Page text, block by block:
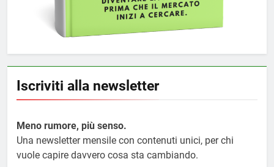
Iscriviti alla newsletter
Meno rumore, più senso.
Una newsletter mensile con contenuti unici, per chi
vuole capire davvero cosa sta cambiando.